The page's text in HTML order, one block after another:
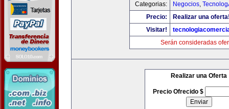
Categorias:
Negocios,
Precio:
Realizar una
Visitar!
Serán consideradas
Realizar una Oferta
Precio Ofrecido $